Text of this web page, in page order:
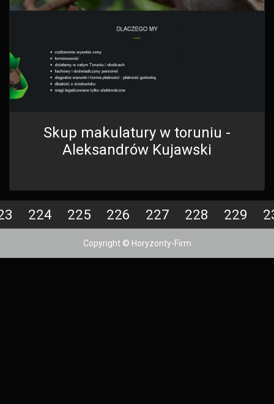
Skup makulatury w toruniu -
Aleksandrów Kujawski
224 225 226 227 228 229
Copyright © Horyzonty-Firm